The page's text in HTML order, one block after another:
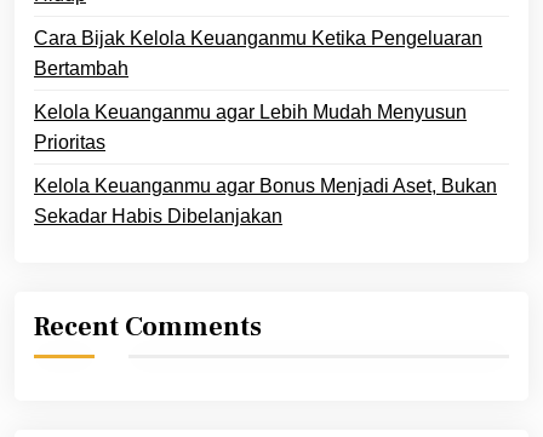
Cara Bijak Kelola Keuanganmu Ketika Pengeluaran
Bertambah
Kelola Keuanganmu agar Lebih Mudah Menyusun
Prioritas
Kelola Keuanganmu agar Bonus Menjadi Aset, Bukan
Sekadar Habis Dibelanjakan
Recent Comments